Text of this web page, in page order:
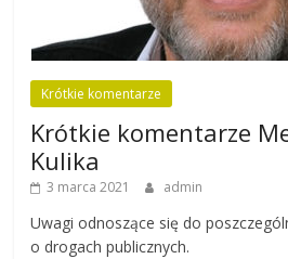
Krótkie komentarze
Krótkie komentarze
Kulika
3 marca 2021 admin
Uwagi odnoszące się do
o drogach publicznych.